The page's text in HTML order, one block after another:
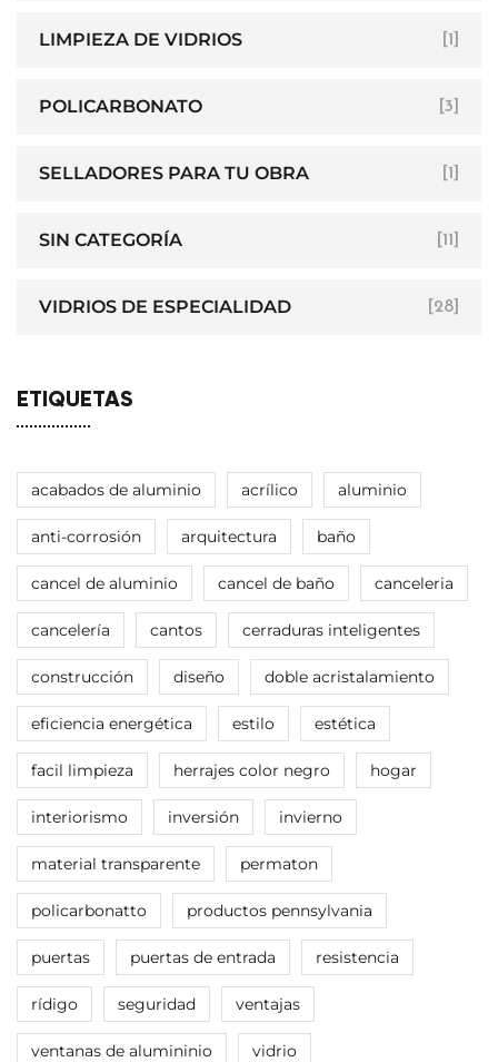
LIMPIEZA DE VIDRIOS [1]
POLICARBONATO [3]
SELLADORES PARA TU OBRA [1]
SIN CATEGORÍA [11]
VIDRIOS DE ESPECIALIDAD [28]
ETIQUETAS
acabados de aluminio acrílico aluminio
anti-corrosión arquitectura baño
cancel de aluminio cancel de baño canceleria
cancelería cantos cerraduras inteligentes
construcción diseño doble acristalamiento
eficiencia energética estilo estética
facil limpieza herrajes color negro hogar
interiorismo inversión invierno
material transparente permaton
policarbonatto productos pennsylvania
puertas puertas de entrada resistencia
rídigo seguridad ventajas
ventanas de alumininio vidrio